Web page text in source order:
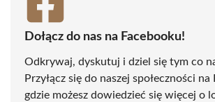
Dołącz do nas na Facebooku!
Odkrywaj, dyskutuj i dziel się tym co
Przyłącz się do naszej społeczności na
gdzie możesz dowiedzieć się więcej o